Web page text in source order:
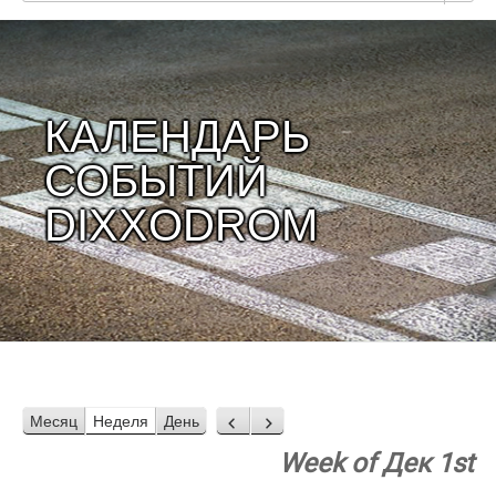
КАЛЕНДАРЬ
СОБЫТИЙ
DIXXODROM
Месяц Неделя День Назад
Вперед
Week of Дек 1st